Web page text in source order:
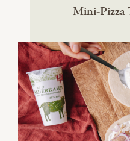
Mini-Pizza